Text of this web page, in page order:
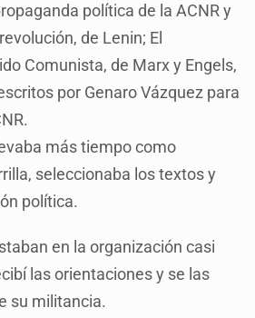
política de la ACNR y
de Lenin; El
Comunista, de Marx y Engels,
por Genaro Vázquez para
más tiempo como
seleccionaba los textos y
política.
en la organización casi
las orientaciones y se las
su militancia.